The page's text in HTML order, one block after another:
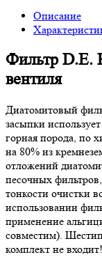
Описание
Фильтр D.E.
вентиля
Диатомитовый
засыпки
горная порода, по
на 80% из
отложений
песочных
тонкости очистки
использовании
применение
совместим).
комплект не входит!